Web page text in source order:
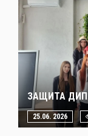
ЗАЩИТА
25.06. 2026